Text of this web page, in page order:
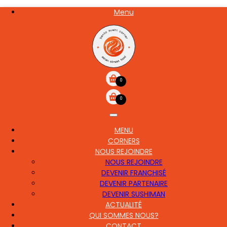
Aller
Menu
0
0
MAIN
MENU
CORNERS
NOUS REJOINDRE
NOUS REJOINDRE
DEVENIR FRANCHISÉ
DEVENIR PARTENAIRE
DEVENIR SUSHIMAN
ACTUALITÉ
QUI SOMMES NOUS?